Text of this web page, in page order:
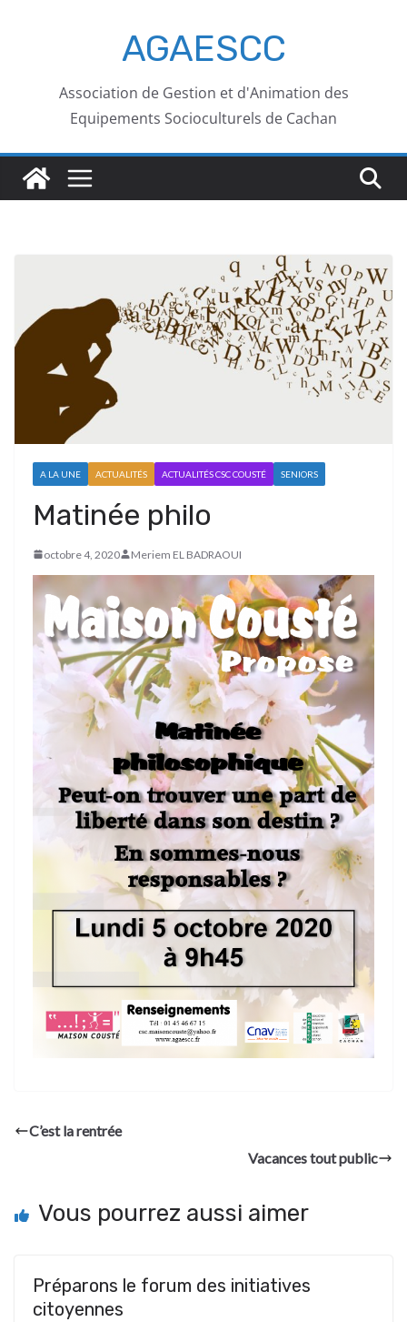
AGAESCC
Association de Gestion et d'Animation des
Equipements Socioculturels de Cachan
A LA UNE ACTUALITÉS ACTUALITÉS CSC COUSTÉ SENIORS
Matinée philo
octobre 4, 2020 Meriem EL BADRAOUI
C’est la rentrée
Vacances tout public
Vous pourrez aussi aimer
Préparons le forum des initiatives
citoyennes